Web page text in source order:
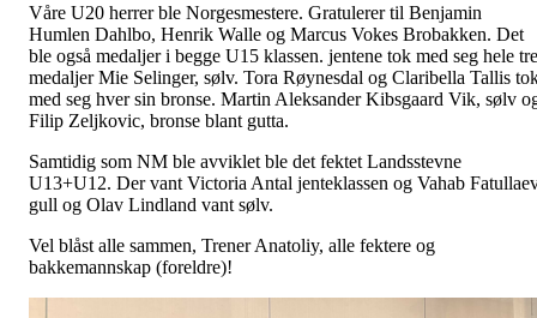
Våre U20 herrer ble Norgesmestere. Gratulerer til Benjamin
Humlen Dahlbo, Henrik Walle og Marcus Vokes Brobakken. Det
ble også medaljer i begge U15 klassen. jentene tok med seg hele tre
medaljer Mie Selinger, sølv. Tora Røynesdal og Claribella Tallis
med seg hver sin bronse. Martin Aleksander Kibsgaard Vik, sølv
Filip Zeljkovic, bronse blant gutta.
Samtidig som NM ble avviklet ble det fektet Landsstevne
U13+U12. Der vant Victoria Antal jenteklassen og Vahab
gull og Olav Lindland vant sølv.
Vel blåst alle sammen, Trener Anatoliy, alle fektere og
bakkemannskap (foreldre)!